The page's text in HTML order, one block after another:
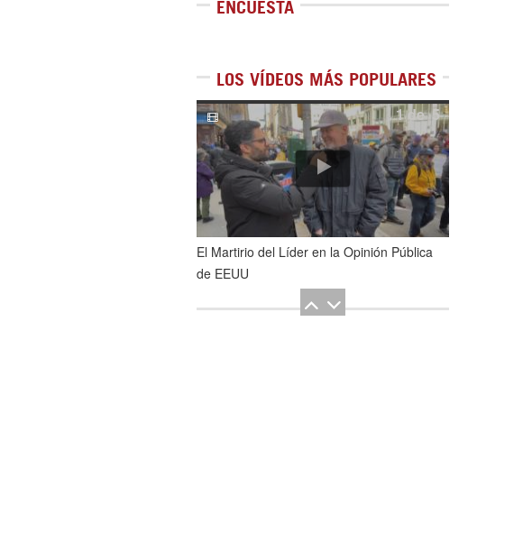
ENCUESTA
LOS VÍDEOS MÁS POPULARES
1de5
El Martirio del Líder en la Opinión Pública
de EEUU